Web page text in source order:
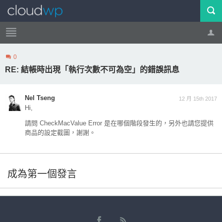
帳號 登出
0
RE: 結帳時出現「執行次數不可為空」的錯誤訊息
12 月 15th 2017
Nel Tseng
Hi,
請問 CheckMacValue Error 是在哪個階段發生的，另外也請您提供
商品的設定截圖，謝謝。
成為第一個發言